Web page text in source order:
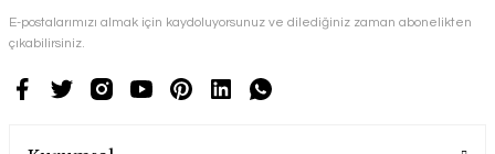
E-postalarımızı almak için kaydoluyorsunuz ve dilediğiniz zaman abonelikten
çıkabilirsiniz.